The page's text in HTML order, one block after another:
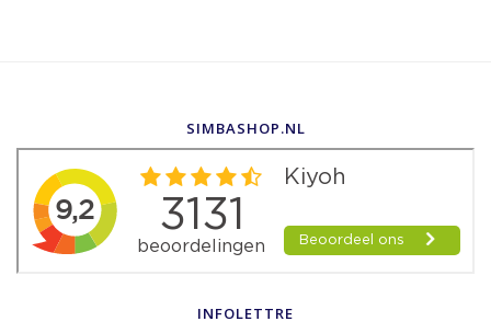
SIMBASHOP.NL
INFOLETTRE